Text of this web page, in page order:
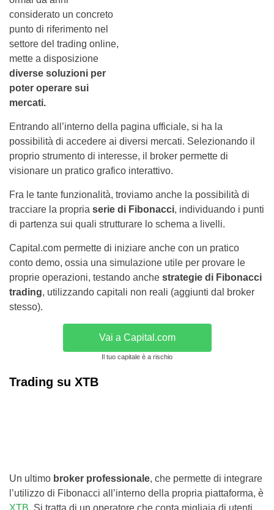
considerato un concreto
punto di riferimento nel
settore del trading online,
mette a disposizione
diverse soluzioni per
poter operare sui
mercati.
Entrando all’interno della pagina ufficiale, si ha la
possibilità di accedere ai diversi mercati. Selezionando il
proprio strumento di interesse, il broker permette di
visionare un pratico grafico interattivo.
Fra le tante funzionalità, troviamo anche la possibilità di
tracciare la propria serie di Fibonacci, individuando i punti
di partenza sui quali strutturare lo schema a livelli.
Capital.com permette di iniziare anche con un pratico
conto demo, ossia una simulazione utile per provare le
proprie operazioni, testando anche strategie di Fibonacci
trading, utilizzando capitali non reali (aggiunti dal broker
stesso).
Vai a Capital.com
Il tuo capitale è a rischio
Trading su XTB
Un ultimo broker professionale, che permette di integrare
l’utilizzo di Fibonacci all’interno della propria piattaforma, è
XTB. Si tratta di un operatore che conta migliaia di utenti